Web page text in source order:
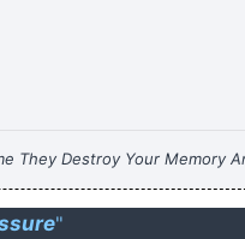
They Destroy Your Memory
"